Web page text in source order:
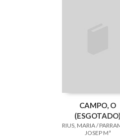
CAMPO, O
(ESGOTADO)
RIUS, MARIA /
JOSEP Mª